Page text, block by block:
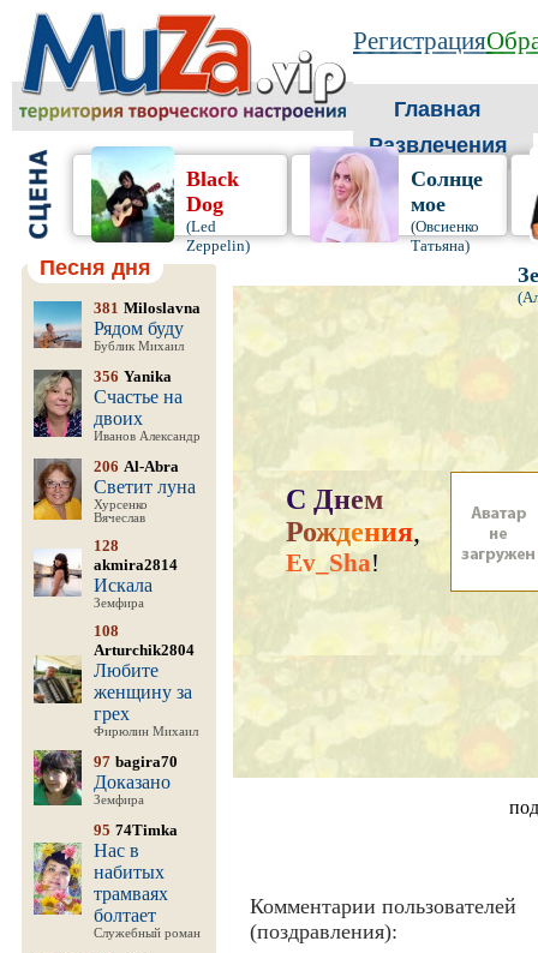
Регистрация
Главная
Развлечения
Black
Dog
(Led
Zeppelin)
Солнце
мое
(Овсиенко
Татьяна)
Песня дня
381 Miloslavna
Рядом буду
Бублик Михаил
356 Yanika
Счастье на
двоих
Иванов Александр
206 Al-Abra
Светит луна
Хурсенко
Вячеслав
128
akmira2814
Искала
Земфира
108
Arturchik2804
Любите
женщину за
грех
Фирюлин Михаил
97 bagira70
Доказано
Земфира
95 74Timka
Нас в
набитых
трамваях
болтает
Служебный роман
С Днем
Рождения,
Ev_Sha!
Комментарии пользователей
(поздравления):